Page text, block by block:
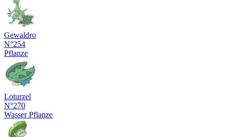
Gewaldro
N°254
Pflanze
Loturzel
N°270
WasserPflanze